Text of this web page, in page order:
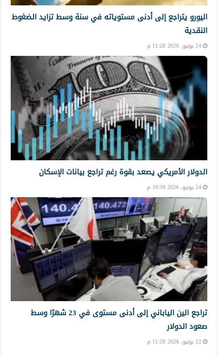
اليورو يتراجع إلى أدنى مستوياته في سنة وسط تزايد الضغوط
النقدية
24 يونيو, 2026 11:28 م
الدولار الأمريكي يصعد بقوة رغم تراجع بيانات الإسكان
24 يونيو, 2026 10:39 م
تراجع الين الياباني إلى أدنى مستوى في 23 شهرًا وسط
صعود الدولار
22 يونيو, 2026 11:28 م